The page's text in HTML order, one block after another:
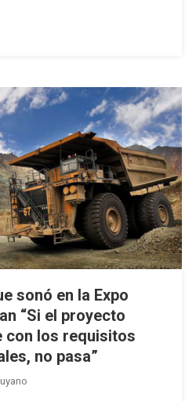
sonó en la Expo
“Si el proyecto
con los requisitos
no pasa”